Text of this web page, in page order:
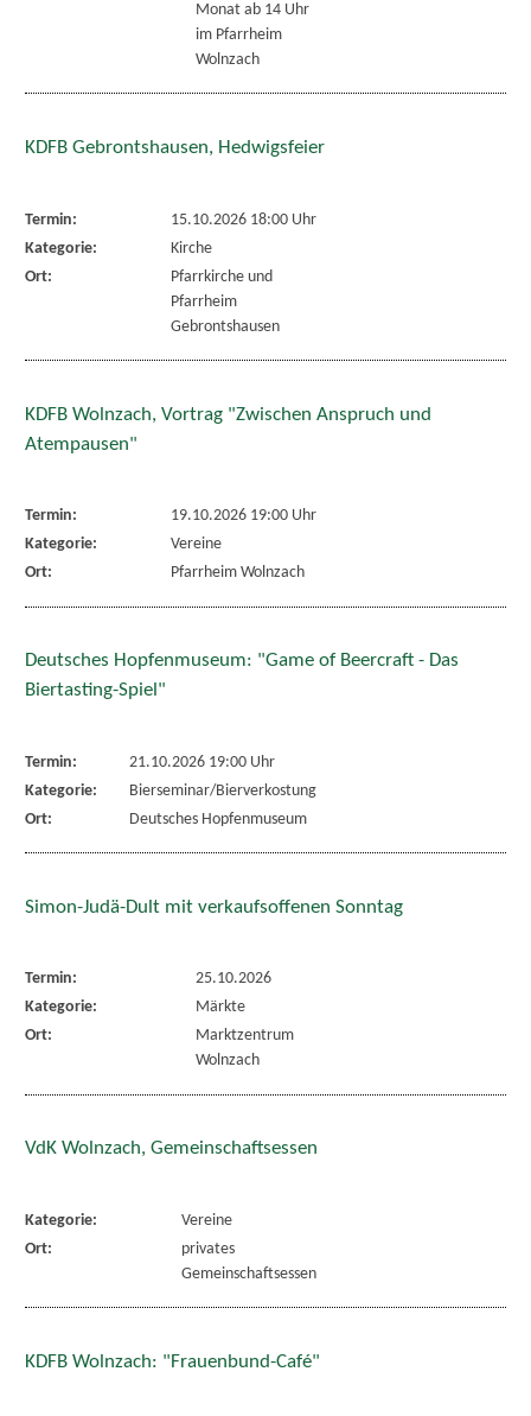
Monat ab 14 Uhr
im Pfarrheim
Wolnzach
KDFB Gebrontshausen, Hedwigsfeier
Termin:
15.10.2026 18:00 Uhr
Kategorie:
Kirche
Ort:
Pfarrkirche und
Pfarrheim
Gebrontshausen
KDFB Wolnzach, Vortrag "Zwischen Anspruch und
Atempausen"
Termin:
19.10.2026 19:00 Uhr
Kategorie:
Vereine
Ort:
Pfarrheim Wolnzach
Deutsches Hopfenmuseum: "Game of Beercraft - Das
Biertasting-Spiel"
Termin:
21.10.2026 19:00 Uhr
Kategorie:
Bierseminar/Bierverkostung
Ort:
Deutsches Hopfenmuseum
Simon-Judä-Dult mit verkaufsoffenen Sonntag
Termin:
25.10.2026
Kategorie:
Märkte
Ort:
Marktzentrum
Wolnzach
VdK Wolnzach, Gemeinschaftsessen
Kategorie:
Vereine
Ort:
privates
Gemeinschaftsessen
KDFB Wolnzach: "Frauenbund-Café"